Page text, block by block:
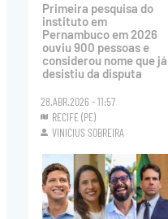
Primeira pesquisa do
instituto em
Pernambuco em 2026
ouviu 900 pessoas e
considerou nome que já
desistiu da disputa
28.ABR.2026 - 11:57
RECIFE (PE)
VINICIUS SOBREIRA